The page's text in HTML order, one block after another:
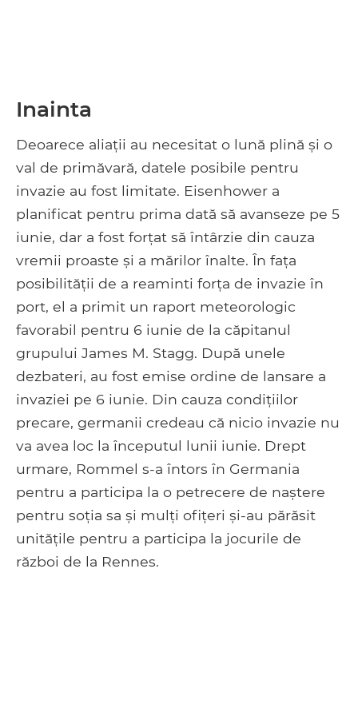
Inainta
Deoarece aliații au necesitat o lună plină și o
val de primăvară, datele posibile pentru
invazie au fost limitate. Eisenhower a
planificat pentru prima dată să avanseze pe 5
iunie, dar a fost forțat să întârzie din cauza
vremii proaste și a mărilor înalte. În fața
posibilității de a reaminti forța de invazie în
port, el a primit un raport meteorologic
favorabil pentru 6 iunie de la căpitanul
grupului James M. Stagg. După unele
dezbateri, au fost emise ordine de lansare a
invaziei pe 6 iunie. Din cauza condițiilor
precare, germanii credeau că nicio invazie nu
va avea loc la începutul lunii iunie. Drept
urmare, Rommel s-a întors în Germania
pentru a participa la o petrecere de naștere
pentru soția sa și mulți ofițeri și-au părăsit
unitățile pentru a participa la jocurile de
război de la Rennes.